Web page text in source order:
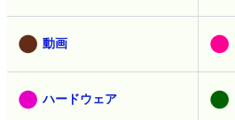
動画
ハードウェア